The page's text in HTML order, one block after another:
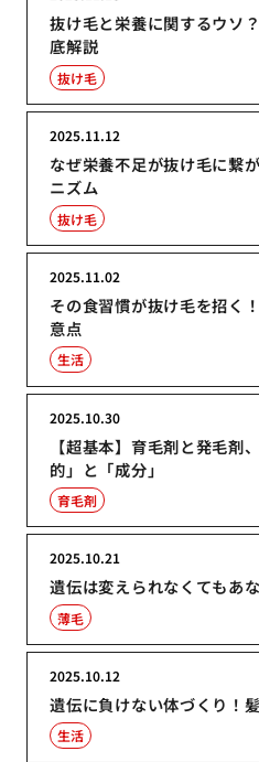
抜け毛と栄養に関するウソ
底解説
抜け毛
なぜ栄養不足が抜け毛に繋
ニズム
2025.11.12
抜け毛
その食習慣が抜け毛を招く
意点
2025.11.02
生活
【超基本】育毛剤と発毛剤
的」と「成分」
2025.10.30
育毛剤
遺伝は変えられなくてもあ
2025.10.21
薄毛
遺伝に負けない体づくり！
2025.10.12
生活